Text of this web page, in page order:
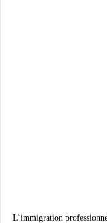
L’immigration